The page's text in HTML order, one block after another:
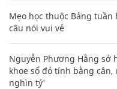
Mẹo học thuộc Bảng
câu nói vui vẻ
Nguyễn Phương Hằng
khoe sổ đỏ tính bằng
nghìn tỷ'